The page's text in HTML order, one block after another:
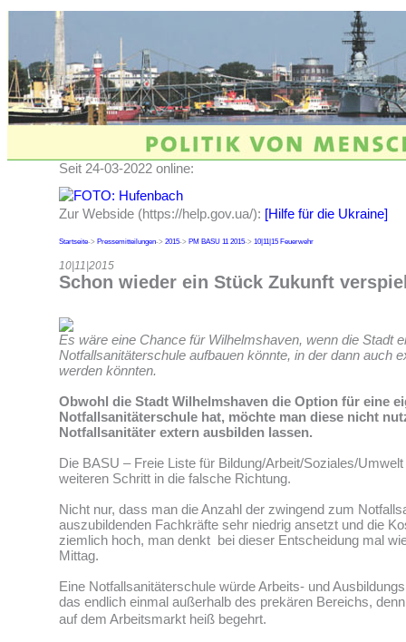
Seit 24-03-2022 online:
Zur Webside (https://help.gov.ua/): [Hilfe für die Ukraine]
Startseite-> Pressemitteilungen-> 2015-> PM BASU 11 2015-> 10|11|15 Feuerwehr
10|11|2015
Schon wieder ein Stück Zukunft
Es wäre eine Chance für Wilhelmshaven, wenn die Stadt
Notfallsanitäterschule aufbauen könnte, in der dann auch
werden könnten.
Obwohl die Stadt Wilhelmshaven die Option für eine
Notfallsanitäterschule hat, möchte man diese nicht
Notfallsanitäter extern ausbilden lassen.
Die BASU – Freie Liste für Bildung/Arbeit/Soziales/
weiteren Schritt in die falsche Richtung.
Nicht nur, dass man die Anzahl der zwingend zum
auszubildenden Fachkräfte sehr niedrig ansetzt und die
ziemlich hoch, man denkt bei dieser Entscheidung mal
Mittag.
Eine Notfallsanitäterschule würde Arbeits- und
das endlich einmal außerhalb des prekären Bereichs,
auf dem Arbeitsmarkt heiß begehrt.